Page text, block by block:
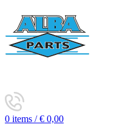
0 items / € 0,00